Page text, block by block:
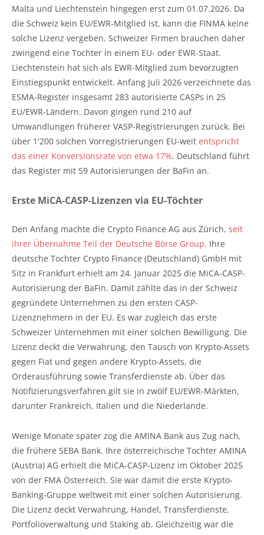
Malta und Liechtenstein hingegen erst zum 01.07.2026. Da
die Schweiz kein EU/EWR-Mitglied ist, kann die FINMA keine
solche Lizenz vergeben. Schweizer Firmen brauchen daher
zwingend eine Tochter in einem EU- oder EWR-Staat.
Liechtenstein hat sich als EWR-Mitglied zum bevorzugten
Einstiegspunkt entwickelt. Anfang Juli 2026 verzeichnete das
ESMA-Register insgesamt 283 autorisierte CASPs in 25
EU/EWR-Ländern. Davon gingen rund 210 auf
Umwandlungen früherer VASP-Registrierungen zurück. Bei
über 1'200 solchen Vorregistrierungen EU-weit entspricht
das einer Konversionsrate von etwa 17%. Deutschland führt
das Register mit 59 Autorisierungen der BaFin an.
Erste MiCA-CASP-Lizenzen via EU-Töchter
Den Anfang machte die Crypto Finance AG aus Zürich, seit
ihrer Übernahme Teil der Deutsche Börse Group. Ihre
deutsche Tochter Crypto Finance (Deutschland) GmbH mit
Sitz in Frankfurt erhielt am 24. Januar 2025 die MiCA-CASP-
Autorisierung der BaFin. Damit zählte das in der Schweiz
gegründete Unternehmen zu den ersten CASP-
Lizenznehmern in der EU. Es war zugleich das erste
Schweizer Unternehmen mit einer solchen Bewilligung. Die
Lizenz deckt die Verwahrung, den Tausch von Krypto-Assets
gegen Fiat und gegen andere Krypto-Assets, die
Orderausführung sowie Transferdienste ab. Über das
Notifizierungsverfahren gilt sie in zwölf EU/EWR-Märkten,
darunter Frankreich, Italien und die Niederlande.
Wenige Monate später zog die AMINA Bank aus Zug nach,
die frühere SEBA Bank. Ihre österreichische Tochter AMINA
(Austria) AG erhielt die MiCA-CASP-Lizenz im Oktober 2025
von der FMA Österreich. Sie war damit die erste Krypto-
Banking-Gruppe weltweit mit einer solchen Autorisierung.
Die Lizenz deckt Verwahrung, Handel, Transferdienste,
Portfolioverwaltung und Staking ab. Gleichzeitig war die